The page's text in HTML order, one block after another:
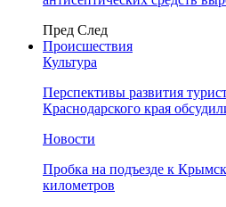
Пред След
Происшествия
Культура
Перспективы развития
Краснодарского края
Новости
Пробка на подъезде к
километров